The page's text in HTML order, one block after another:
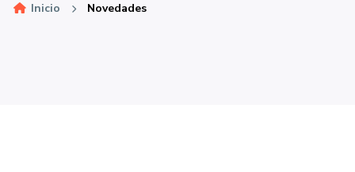
Inicio Novedades